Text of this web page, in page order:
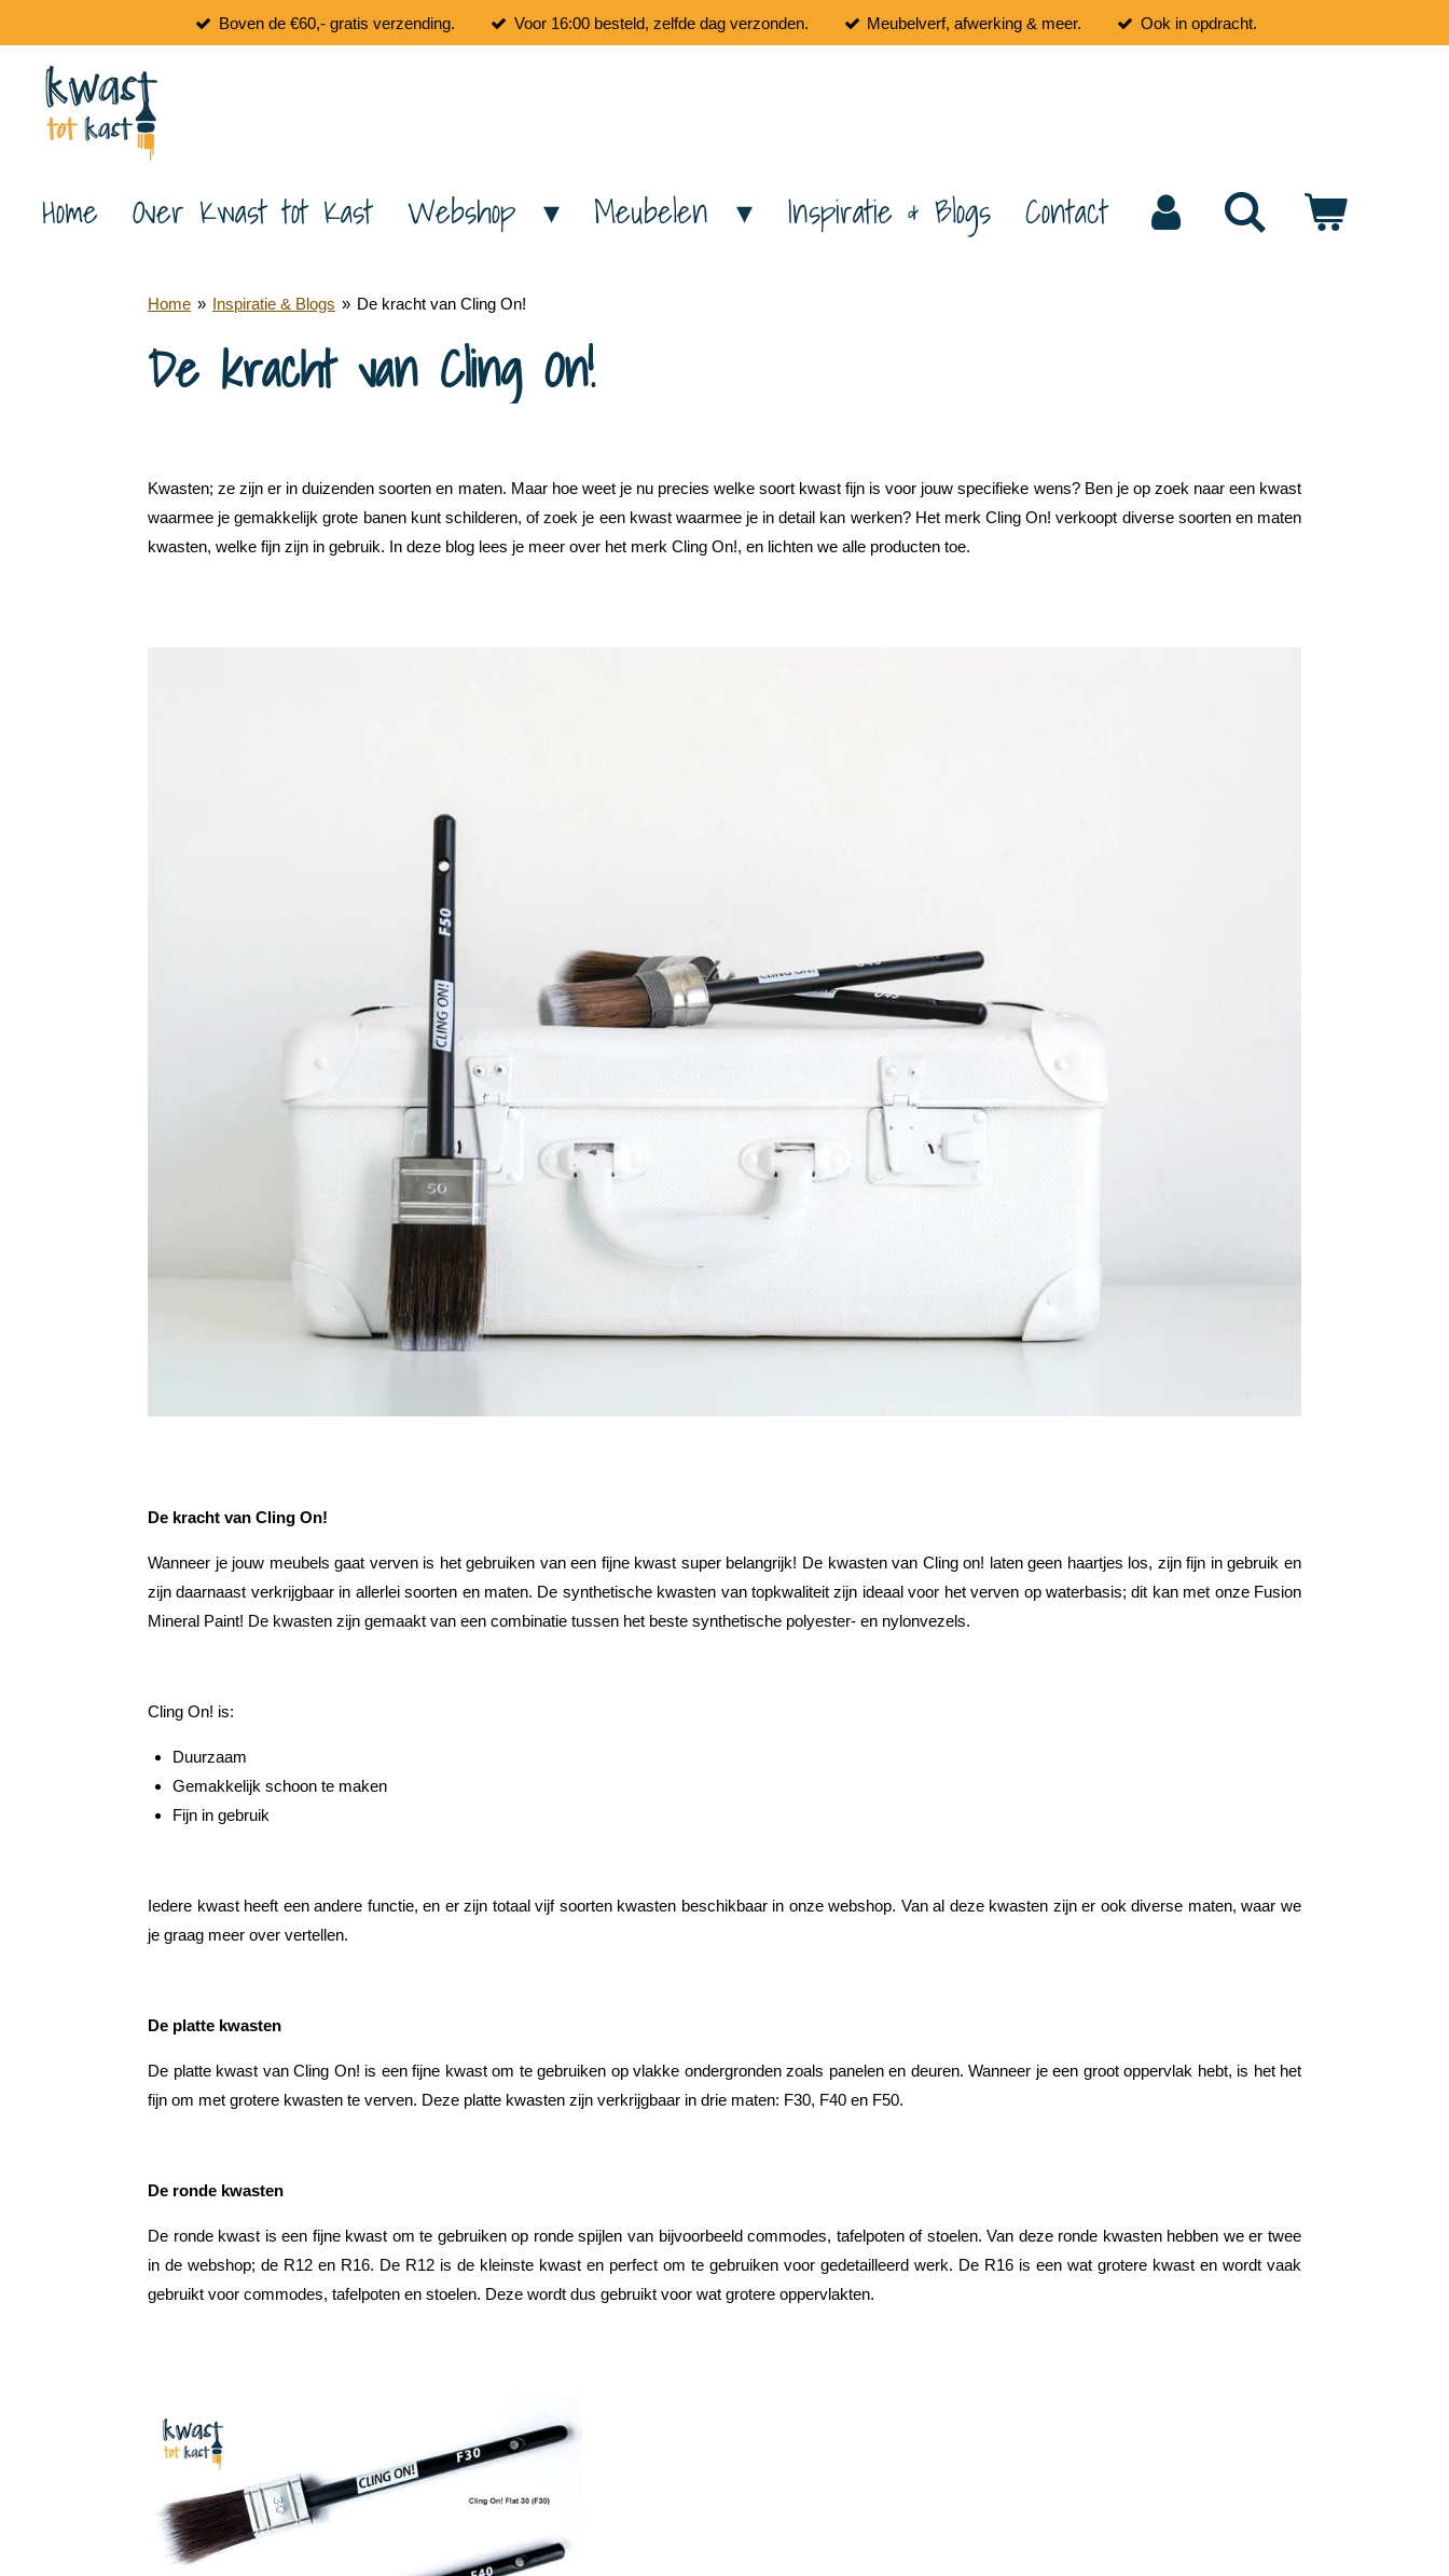
hoofdinhoud
Boven de €60,- gratis verzending. Voor 16:00 besteld, zelfde dag verzonden. Meubelverf, afwerking & meer. Ook in opdracht.
Home Over Kwast tot Kast Webshop Meubelen Inspiratie & Blogs Contact
Home » Inspiratie & Blogs » De kracht van Cling On!
De kracht van Cling On!
Kwasten; ze zijn er in duizenden soorten en maten. Maar hoe weet je nu precies welke soort kwast fijn is voor jouw specifieke wens? Ben je op zoek naar een kwast
waarmee je gemakkelijk grote banen kunt schilderen, of zoek je een kwast waarmee je in detail kan werken? Het merk Cling On! verkoopt diverse soorten en maten
kwasten, welke fijn zijn in gebruik. In deze blog lees je meer over het merk Cling On!, en lichten we alle producten toe.
De kracht van Cling On!
Wanneer je jouw meubels gaat verven is het gebruiken van een fijne kwast super belangrijk! De kwasten van Cling on! laten geen haartjes los, zijn fijn in gebruik en
zijn daarnaast verkrijgbaar in allerlei soorten en maten. De synthetische kwasten van topkwaliteit zijn ideaal voor het verven op waterbasis; dit kan met onze Fusion
Mineral Paint! De kwasten zijn gemaakt van een combinatie tussen het beste synthetische polyester- en nylonvezels.
Cling On! is:
Duurzaam
Gemakkelijk schoon te maken
Fijn in gebruik
Iedere kwast heeft een andere functie, en er zijn totaal vijf soorten kwasten beschikbaar in onze webshop. Van al deze kwasten zijn er ook diverse maten, waar we
je graag meer over vertellen.
De platte kwasten
De platte kwast van Cling On! is een fijne kwast om te gebruiken op vlakke ondergronden zoals panelen en deuren. Wanneer je een groot oppervlak hebt, is het het
fijn om met grotere kwasten te verven. Deze platte kwasten zijn verkrijgbaar in drie maten: F30, F40 en F50.
De ronde kwasten
De ronde kwast is een fijne kwast om te gebruiken op ronde spijlen van bijvoorbeeld commodes, tafelpoten of stoelen. Van deze ronde kwasten hebben we er twee
in de webshop; de R12 en R16. De R12 is de kleinste kwast en perfect om te gebruiken voor gedetailleerd werk. De R16 is een wat grotere kwast en wordt vaak
gebruikt voor commodes, tafelpoten en stoelen. Deze wordt dus gebruikt voor wat grotere oppervlakten.